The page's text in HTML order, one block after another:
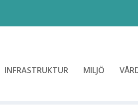
INFRASTRUKTUR MILJÖ